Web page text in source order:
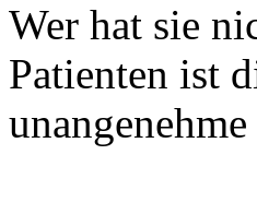
Wer hat sie
Patienten ist